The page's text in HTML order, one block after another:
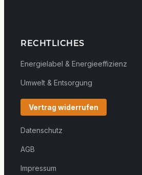
RECHTLICHES
Energielabel & Energieeffizienz
Umwelt & Entsorgung
Vertrag widerrufen
Datenschutz
AGB
Impressum